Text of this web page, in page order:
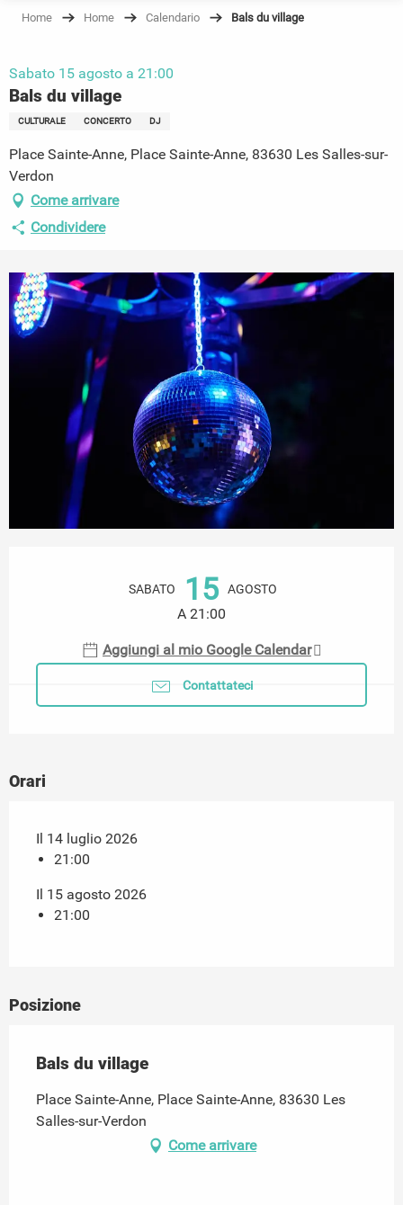
Home Home Calendario Bals du village
Sabato 15 agosto a 21:00
Bals du village
CULTURALE CONCERTO DJ
Place Sainte-Anne, Place Sainte-Anne, 83630 Les Salles-sur-
Verdon
Come arrivare
Condividere
SABATO 15 AGOSTO
A 21:00
Aggiungi al mio Google Calendar
Contattateci
Orari
Il 14 luglio 2026
21:00
Il 15 agosto 2026
21:00
Posizione
Bals du village
Place Sainte-Anne, Place Sainte-Anne, 83630 Les
Salles-sur-Verdon
Come arrivare